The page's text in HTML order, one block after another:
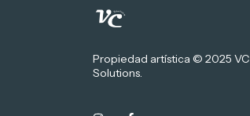
Propiedad artística © 2025 VC
Solutions.